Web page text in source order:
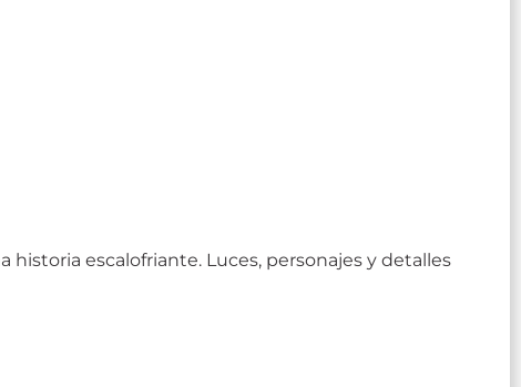
historia escalofriante. Luces, personajes y detalles